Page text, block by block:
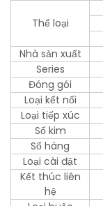
Thể loại
Nhà sản xuất
Series
Đóng gói
Loại kết nối
Loại tiếp xúc
Số kim
Số hàng
Loại cài đặt
Kết thúc liên
hệ